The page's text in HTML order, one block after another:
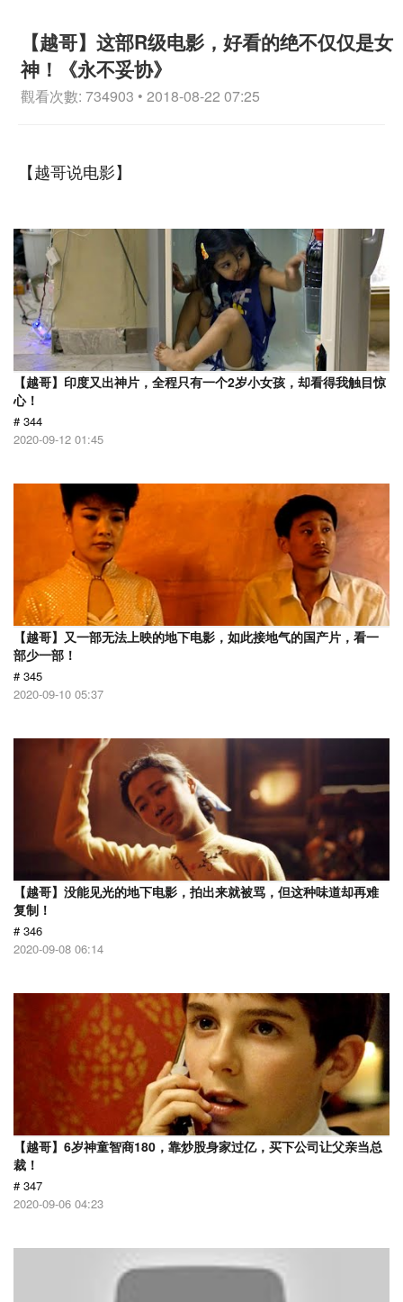
【越哥】这部R级电影，好看的绝不仅仅是女
神！《永不妥协》
觀看次數: 734903 • 2018-08-22 07:25
【越哥说电影】
【越哥】印度又出神片，全程只有一个2岁小女孩，却看得我触目惊
心！
# 344
2020-09-12 01:45
【越哥】又一部无法上映的地下电影，如此接地气的国产片，看一
部少一部！
# 345
2020-09-10 05:37
【越哥】没能见光的地下电影，拍出来就被骂，但这种味道却再难
复制！
# 346
2020-09-08 06:14
【越哥】6岁神童智商180，靠炒股身家过亿，买下公司让父亲当总
裁！
# 347
2020-09-06 04:23